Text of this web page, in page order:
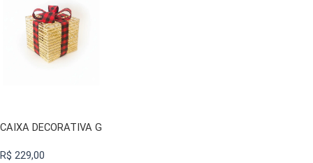
CAIXA DECORATIVA G
R$ 229,00